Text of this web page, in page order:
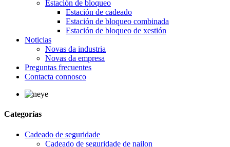
Estación de bloqueo
Estación de cadeado
Estación de bloqueo combinada
Estación de bloqueo de xestión
Noticias
Novas da industria
Novas da empresa
Preguntas frecuentes
Contacta connosco
Categorías
Cadeado de seguridade
Cadeado de seguridade de nailon